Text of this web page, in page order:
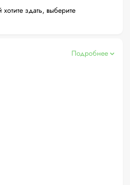
здать, выберите
Подробнее